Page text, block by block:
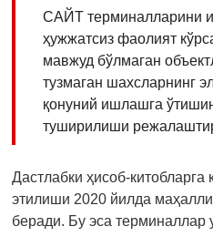
САЙТ терминалларини
ҳужжатсиз фаолият
мавжуд бўлмаган
тузмаган шахсларнинг
қонуний ишлашга
туширилиши
Дастлабки ҳисоб-
этилиши 2020 йилда
беради. Бу эса терминаллар